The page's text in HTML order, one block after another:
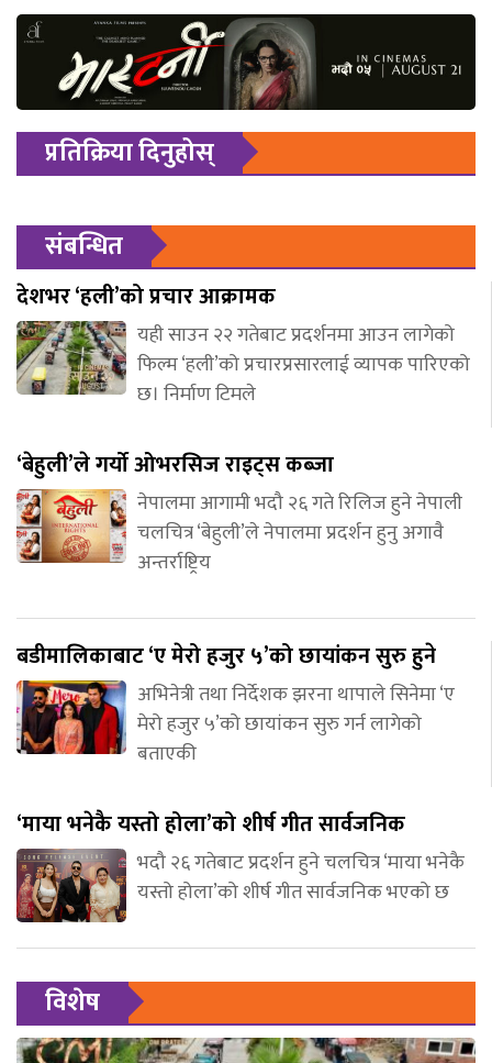
प्रतिक्रिया दिनुहोस्
संबन्धित
देशभर ‘हली’को प्रचार आक्रामक
यही साउन २२ गतेबाट प्रदर्शनमा आउन लागेको
फिल्म ‘हली’को प्रचारप्रसारलाई व्यापक पारिएको
छ। निर्माण टिमले
‘बेहुली’ले गर्यो ओभरसिज राइट्स कब्जा
नेपालमा आगामी भदौ २६ गते रिलिज हुने नेपाली
चलचित्र ‘बेहुली’ले नेपालमा प्रदर्शन हुनु अगावै
अन्तर्राष्ट्रिय
बडीमालिकाबाट ‘ए मेरो हजुर ५’को छायांकन सुरु हुने
अभिनेत्री तथा निर्देशक झरना थापाले सिनेमा ‘ए
मेरो हजुर ५’को छायांकन सुरु गर्न लागेको
बताएकी
‘माया भनेकै यस्तो होला’को शीर्ष गीत सार्वजनिक
भदौ २६ गतेबाट प्रदर्शन हुने चलचित्र ‘माया भनेकै
यस्तो होला’को शीर्ष गीत सार्वजनिक भएको छ
विशेष